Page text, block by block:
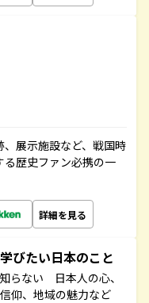
展示施設など、戦国時
歴史ファン必携の一
詳細を見る
びたい日本のこと
らない 日本人の心、
仰、地域の魅力など